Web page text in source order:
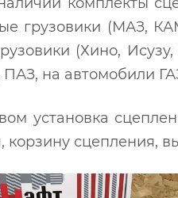
грузовики (МАЗ,
(Хино,
на автомобили
установка
корзину сцепления,